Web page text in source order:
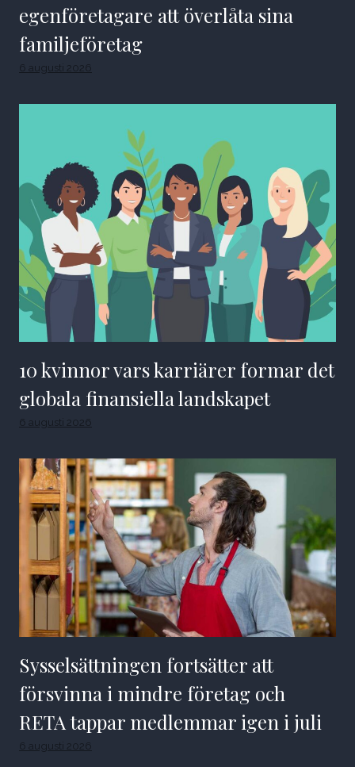
egenföretagare att överlåta sina
familjeföretag
6 augusti 2026
10 kvinnor vars karriärer formar det
globala finansiella landskapet
6 augusti 2026
Sysselsättningen fortsätter att
försvinna i mindre företag och
RETA tappar medlemmar igen i juli
6 augusti 2026